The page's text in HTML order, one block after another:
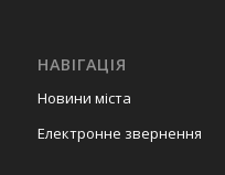
НАВІГАЦІЯ
Новини міста
Електронне звернення